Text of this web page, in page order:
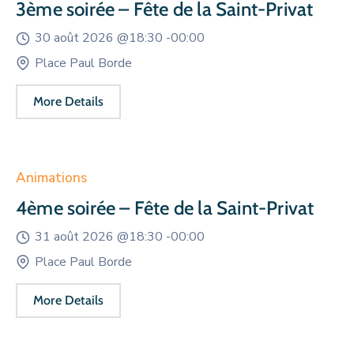
3ème soirée – Fête de la Saint-Privat
30 août 2026 @18:30 -00:00
Place Paul Borde
More Details
Animations
4ème soirée – Fête de la Saint-Privat
31 août 2026 @18:30 -00:00
Place Paul Borde
More Details